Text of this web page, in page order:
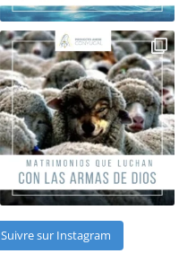
Suivre sur Instagram